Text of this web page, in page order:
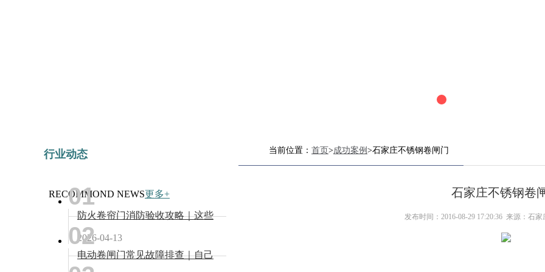
行业动态
RECOMMOND NEWS更多+
01
防火卷帘门消防验收攻略｜这些
要点没做好，验收必不过！
2026-04-13
02
电动卷闸门常见故障排查｜自己
动手就能修，不用再花冤枉钱
当前位置： 首页>成功案例 >石家庄不锈钢卷闸门
石家庄不锈钢卷
发布时间：2016-08-29 17:20:36 来源：石